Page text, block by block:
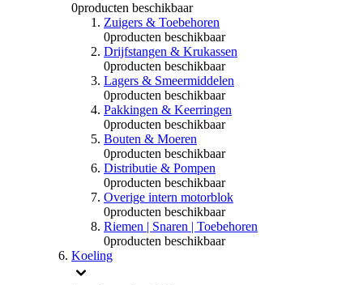
0producten beschikbaar
Zuigers & Toebehoren
0producten beschikbaar
Drijfstangen & Krukassen
0producten beschikbaar
Lagers & Smeermiddelen
0producten beschikbaar
Pakkingen & Keerringen
0producten beschikbaar
Bouten & Moeren
0producten beschikbaar
Distributie & Pompen
0producten beschikbaar
Overige intern motorblok
0producten beschikbaar
Riemen | Snaren | Toebehoren
0producten beschikbaar
Koeling